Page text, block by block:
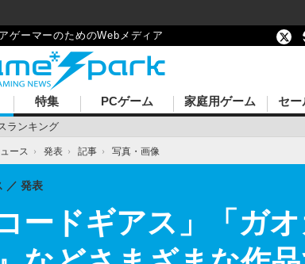
ゲーマーのためのWebメディア
ランキング
特集 PCゲーム 家庭用ゲーム セー
ース › 発表 › 記事 › 写真・画像
コードギアス」「ガ
発表